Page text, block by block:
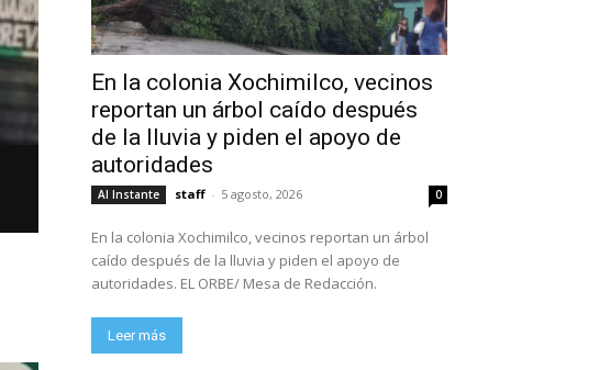
En la colonia Xochimilco, vecinos
reportan un árbol caído después
de la lluvia y piden el apoyo de
autoridades
Al Instante staff - 5 agosto, 2026 0
En la colonia Xochimilco, vecinos reportan un árbol
caído después de la lluvia y piden el apoyo de
autoridades. EL ORBE/ Mesa de Redacción.
Leer más